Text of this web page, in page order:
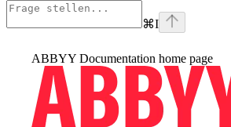
⌘I
ABBYY Documentation home page